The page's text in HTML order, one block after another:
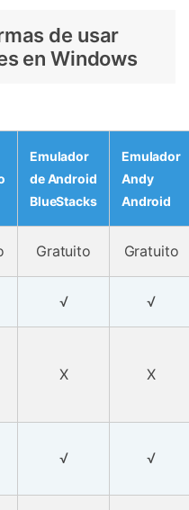
de usar
en Windows
Emulador
de Android
BlueStacks
Emulador
Andy
Android
Gratuito Gratuito
√ √
X X
√ √